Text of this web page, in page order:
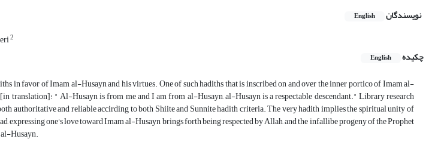
نویسندگان English
2
چکیده English
in favor of Imam al-Husayn and his virtues. One of such hadiths that is inscribed on and over the inner portico of Imam al-
translation]: " Al-Husayn is from me and I am from al-Husayn, al-Husayn is a respectable descendant." Library research
authoritative and reliable accirding to both Shiite and Sunnite hadith criteria. The very hadith implies the spiritual unity of
expressing one's love toward Imam al-Husayn brings forth being respected by Allah, and the infallibe progeny of the Prophet
Husayn.